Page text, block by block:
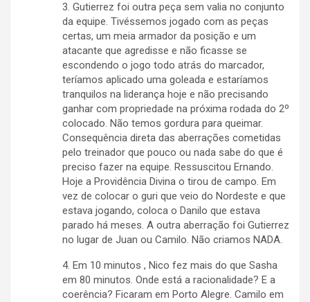
3. Gutierrez foi outra peça sem valia no conjunto
da equipe. Tivéssemos jogado com as peças
certas, um meia armador da posição e um
atacante que agredisse e não ficasse se
escondendo o jogo todo atrás do marcador,
teríamos aplicado uma goleada e estaríamos
tranquilos na liderança hoje e não precisando
ganhar com propriedade na próxima rodada do 2º
colocado. Não temos gordura para queimar.
Consequência direta das aberrações cometidas
pelo treinador que pouco ou nada sabe do que é
preciso fazer na equipe. Ressuscitou Ernando.
Hoje a Providência Divina o tirou de campo. Em
vez de colocar o guri que veio do Nordeste e que
estava jogando, coloca o Danilo que estava
parado há meses. A outra aberração foi Gutierrez
no lugar de Juan ou Camilo. Não criamos NADA.
4. Em 10 minutos , Nico fez mais do que Sasha
em 80 minutos. Onde está a racionalidade? E a
coerência? Ficaram em Porto Alegre. Camilo em